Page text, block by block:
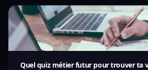
Quel quiz métier futur pour trouver ta